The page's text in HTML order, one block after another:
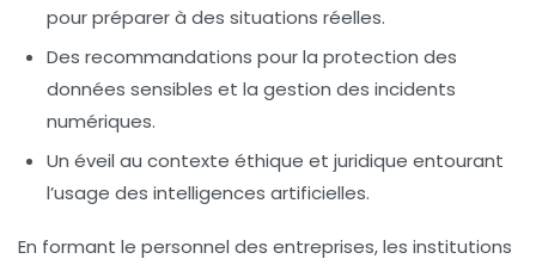
pour préparer à des situations réelles.
Des recommandations pour la protection des
données sensibles et la gestion des incidents
numériques.
Un éveil au contexte éthique et juridique entourant
l’usage des intelligences artificielles.
En formant le personnel des entreprises, les institutions